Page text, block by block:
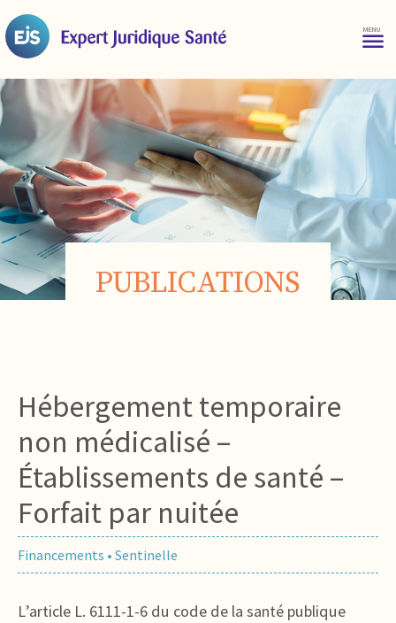
PUBLICATIONS
Hébergement temporaire
non médicalisé –
Établissements de santé –
Forfait par nuitée
Financements • Sentinelle
L’article L. 6111-1-6 du code de la santé publique